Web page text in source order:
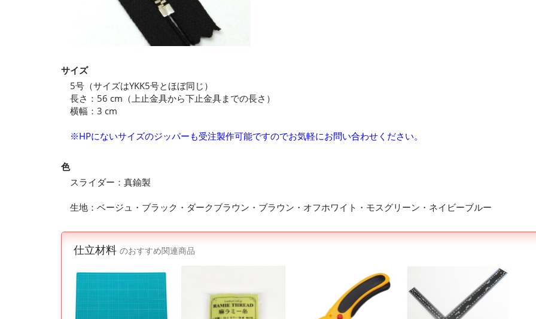
サイズ
5号（サイズはYKK5号とほぼ同じ）
長さ：56 cm（上止金具から下止金具までの長さ）
横幅：3 cm
※HPにないサイズのジッパーも受注製作可能ですのでお気軽にお問い合わせください。
色
スライダー：真鍮製
生地：ベージュ・ブラック・ダークブラウン・ブラウン・オフホワイト・モスグリーン・ネイビーブルー
仕立材料 のおすすめ関連商品